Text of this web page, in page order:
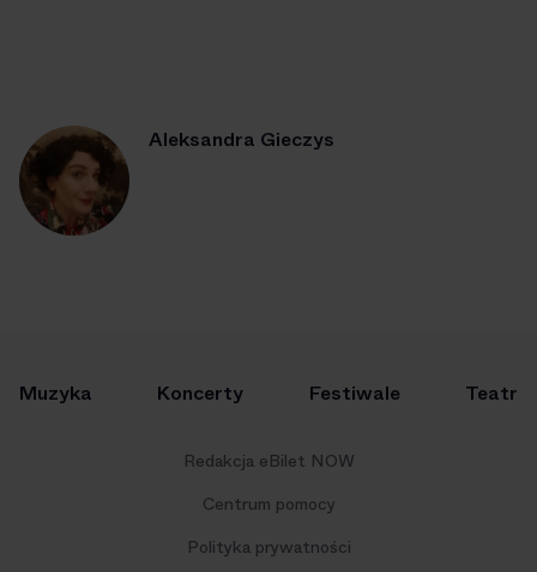
Aleksandra Gieczys
Muzyka Koncerty Festiwale Teatr
Redakcja eBilet NOW
Centrum pomocy
Polityka prywatności